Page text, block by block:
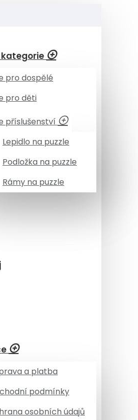
pro dospělé
pro děti
příslušenství
Lepidlo na puzzle
Podložka na puzzle
Rámy na puzzle
a platba
podmínky
osobních údajů